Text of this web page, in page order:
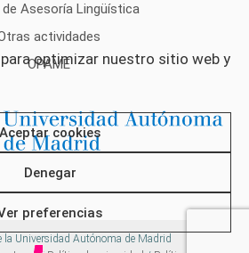
optimizar nuestro sitio web y
Aceptar cookies
Denegar
preferencias
Asesoría Lingüística
actividades
OPAME
Universidad Autónoma de Madrid